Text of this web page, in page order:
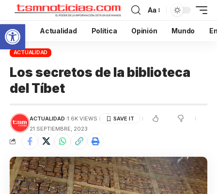
Abrir barra de herramientas
Aa
Inicio Actualidad Política Opinión Mundo
ACTUALIDAD
Los secretos de la biblioteca
del Tíbet
ACTUALIDAD 1.6K VIEWS
21 SEPTIEMBRE, 2023